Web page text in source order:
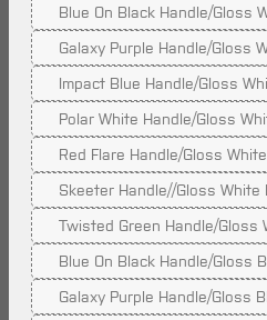
Blue On Black Handle/Gloss
(Diese
Galaxy Purple Handle/Gloss
(Diese
Impact Blue Handle/Gloss
(Diese
Polar White Handle/Gloss
(Diese
Red Flare Handle/Gloss
(Diese
Skeeter Handle//Gloss White
(Diese
Twisted Green Handle/Gloss
(Diese
Blue On Black Handle/Gloss
(Diese
Galaxy Purple Handle/Gloss
(Diese